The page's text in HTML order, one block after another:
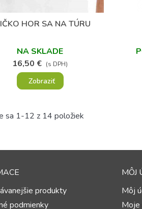
Obľúbené
HOR SA NA TÚRU
NA SKLADE
16,50 € (s DPH)
Zobraziť
sa 1-12 z 14 položiek
produkty
podmienky
MÔJ
Môj
Moje